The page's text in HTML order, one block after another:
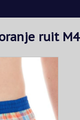
ruit